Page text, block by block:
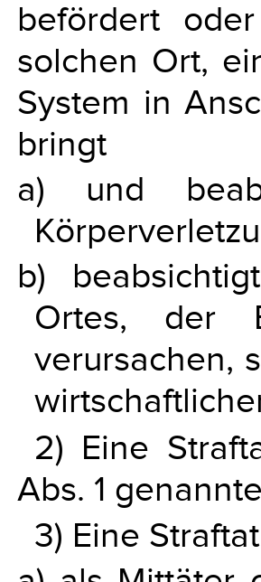
befördert
solchen Ort,
System in
bringt
a) und
b)
Ortes, der
verursachen,
2) Eine
Abs. 1
3) Eine